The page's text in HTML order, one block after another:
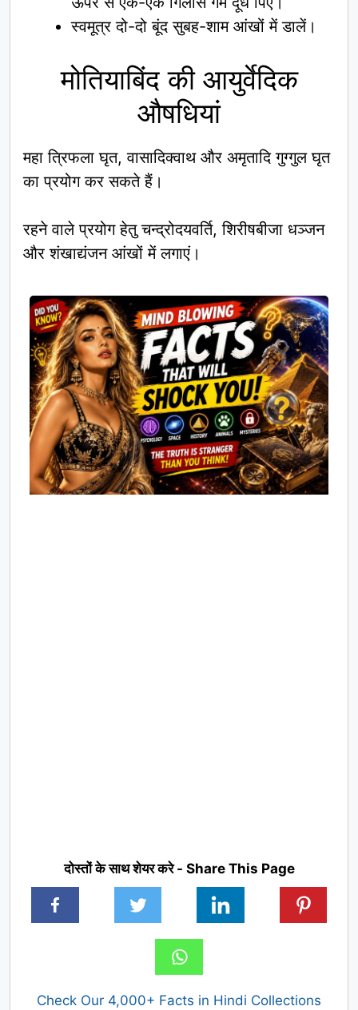
स्वमूत्र दो-दो बूंद सुबह-शाम आंखों में डालें।
मोतियाबिंद की आयुर्वेदिक
औषधियां
महा त्रिफला घृत, वासादिक्वाथ और अमृतादि गुग्गुल घृत
का प्रयोग कर सकते हैं।
रहने वाले प्रयोग हेतु चन्द्रोदयवर्ति, शिरीषबीजा धञ्जन
और शंखाद्यंजन आंखों में लगाएं।
दोस्तों के साथ शेयर करे - Share This Page
Check Our 4,000+ Facts in Hindi Collections